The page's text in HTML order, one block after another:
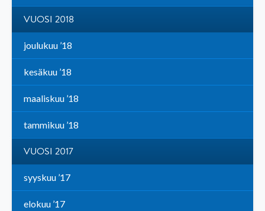
VUOSI 2018
joulukuu ’18
kesäkuu ’18
maaliskuu ’18
tammikuu ’18
VUOSI 2017
syyskuu ’17
elokuu ’17